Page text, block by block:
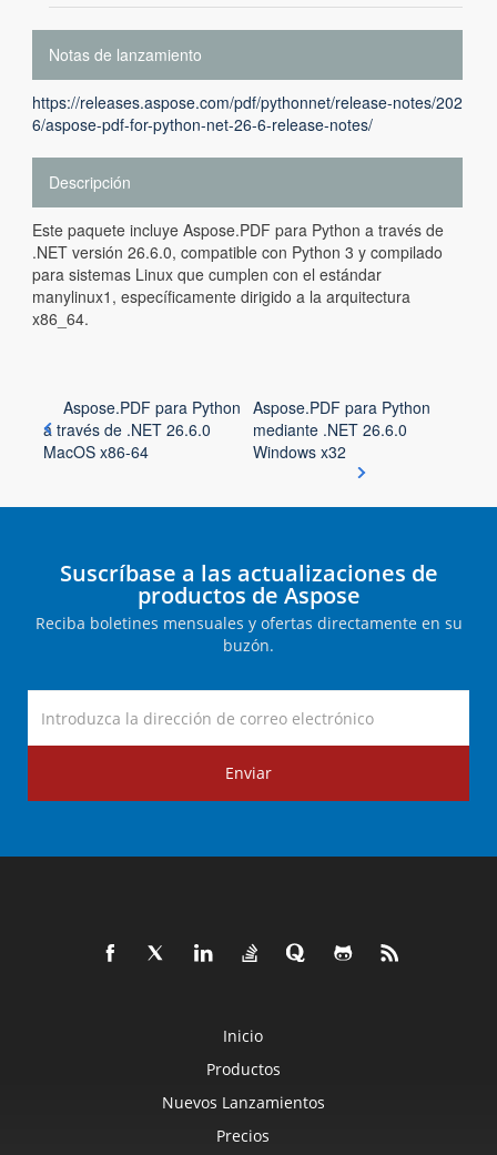
Notas de lanzamiento
https://releases.aspose.com/pdf/pythonnet/release-notes/202
6/aspose-pdf-for-python-net-26-6-release-notes/
Descripción
Este paquete incluye Aspose.PDF para Python a través de
.NET versión 26.6.0, compatible con Python 3 y compilado
para sistemas Linux que cumplen con el estándar
manylinux1, específicamente dirigido a la arquitectura
x86_64.
Aspose.PDF para Python
a través de .NET 26.6.0
MacOS x86-64
Aspose.PDF para Python
mediante .NET 26.6.0
Windows x32
Suscríbase a las actualizaciones de
productos de Aspose
Reciba boletines mensuales y ofertas directamente en su
buzón.
Enviar
Inicio
Productos
Nuevos Lanzamientos
Precios